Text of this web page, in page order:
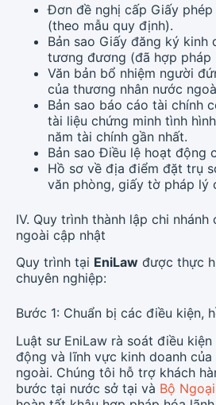
Đơn đề nghị cấp Giấy phép
(theo mẫu quy định).
Bản sao Giấy đăng ký kinh
tương đương (đã hợp pháp
Văn bản bổ nhiệm người
của thương nhân nước
Bản sao báo cáo tài chính
tài liệu chứng minh tình
năm tài chính gần nhất.
Bản sao Điều lệ hoạt động
Hồ sơ về địa điểm đặt trụ
văn phòng, giấy tờ pháp lý
IV. Quy trình thành lập chi
ngoài cập nhật
Quy trình tại EniLaw được thực
chuyên nghiệp:
Bước 1: Chuẩn bị các điều kiện,
Luật sư EniLaw rà soát điều
động và lĩnh vực kinh doanh
ngoài. Chúng tôi hỗ trợ khách
bước tại nước sở tại và Bộ